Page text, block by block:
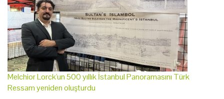
Melchior Lorck'un 500 yıllık İstanbul Panoramasını Türk
Ressam yeniden oluşturdu